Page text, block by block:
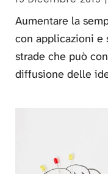
Aumentare la
con applicazioni e
strade che può
diffusione delle